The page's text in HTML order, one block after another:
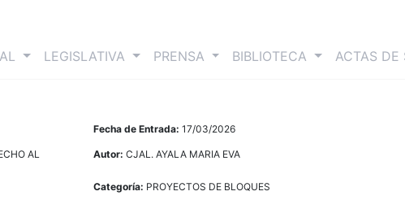
(current)LEGISLATIVA PRENSA BIBLIOTECA ACTAS DE
Fecha de Entrada:17/03/2026
AL
Autor:CJAL. AYALA MARIA EVA
Categoría: PROYECTOS DE BLOQUES